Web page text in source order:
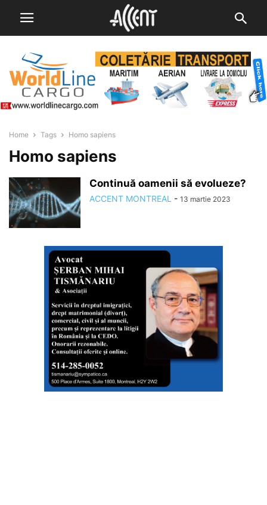
Home Tags Homo sapiens
Homo sapiens
Continuă oamenii să evolueze?
ACCENT MONTREAL - 13 martie 2023